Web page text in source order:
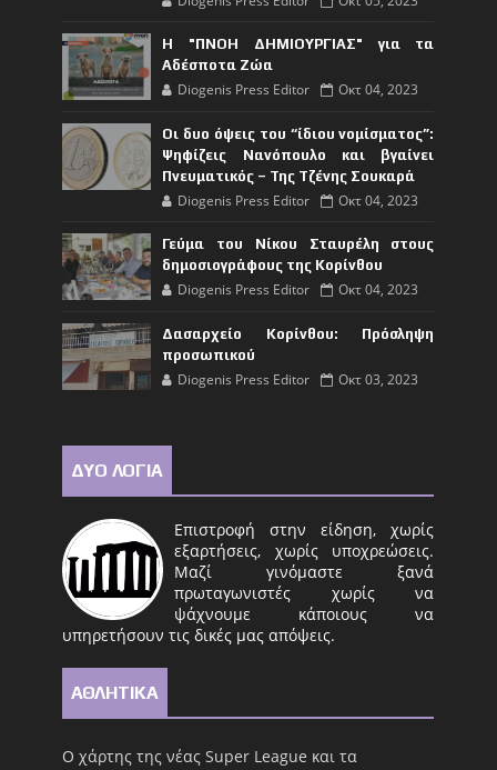
Η "ΠΝΟΗ ΔΗΜΙΟΥΡΓΙΑΣ" για τα
Αδέσποτα Ζώα
Diogenis Press Editor Οκτ 04, 2023
Οι δυο όψεις του “ίδιου νομίσματος”:
Ψηφίζεις Νανόπουλο και βγαίνει
Πνευματικός – Της Τζένης Σουκαρά
Diogenis Press Editor Οκτ 04, 2023
Γεύμα του Νίκου Σταυρέλη στους
δημοσιογράφους της Κορίνθου
Diogenis Press Editor Οκτ 04, 2023
Δασαρχείο Κορίνθου: Πρόσληψη
προσωπικού
Diogenis Press Editor Οκτ 03, 2023
ΔΥΟ ΛΟΓΙΑ
Επιστροφή στην είδηση, χωρίς
εξαρτήσεις, χωρίς υποχρεώσεις.
Μαζί γινόμαστε ξανά
πρωταγωνιστές χωρίς να
ψάχνουμε κάποιους να
υπηρετήσουν τις δικές μας απόψεις.
ΑΘΛΗΤΙΚΑ
Ο χάρτης της νέας Super League και τα